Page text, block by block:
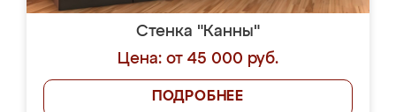
Стенка "Канны"
Цена: от 45 000 руб.
ПОДРОБНЕЕ